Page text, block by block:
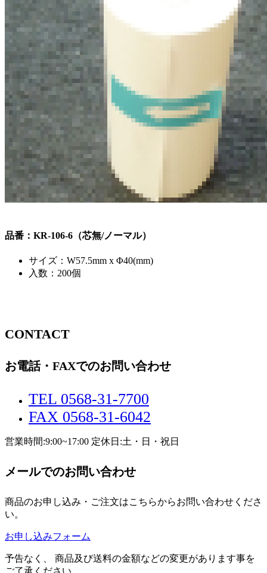
品番：KR-106-6（芯無/ノーマル）
サイズ：W57.5mm x Φ40(mm)
入数：200個
CONTACT
お電話・FAXでのお問い合わせ
TEL 0568-31-7700
FAX 0568-31-6042
営業時間:9:00~17:00 定休日:土・日・祝日
メールでのお問い合わせ
商品のお申し込み・ご注文はこちらからお問い合わせくださ
い。
お申し込みフォーム
予告なく、 商品及び送料の金額などの変更があります事を
ご了承ください。